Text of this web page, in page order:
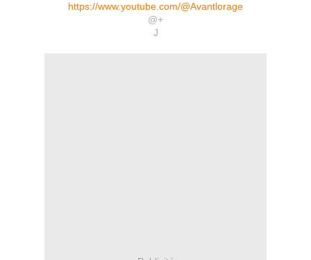
https://www.youtube.com/@Avantlorage
@+
J